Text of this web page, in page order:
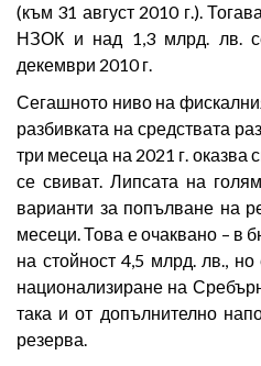
(към 31 август 2010 г.).
НЗОК и над 1,3 млрд. лв.
декември 2010 г.
Сегашното ниво на
разбивката на средствата
три месеца на 2021 г. оказва
се свиват. Липсата на
варианти за попълване на
месеци. Това е очаквано – в
на стойност 4,5 млрд. лв.,
национализиране на
така и от допълнително
резерва.